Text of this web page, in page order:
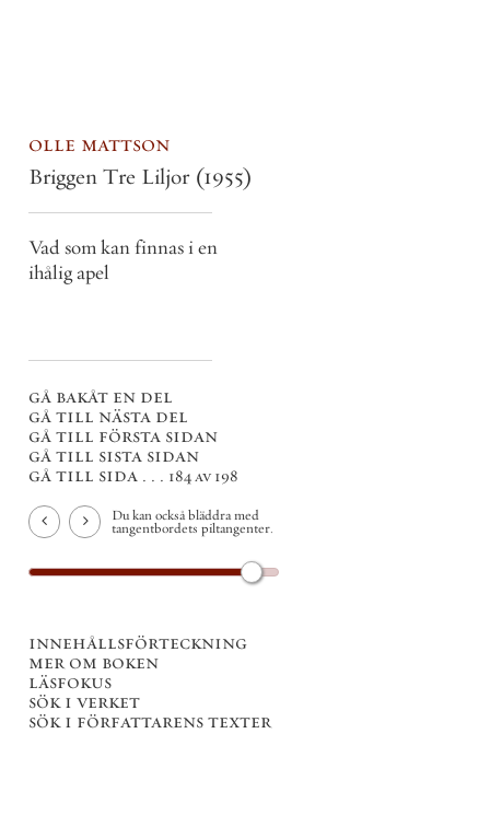
olle mattson
Briggen Tre Liljor (1955)
Vad som kan finnas i en
ihålig apel
gå bakåt en del
gå till nästa del
gå till första sidan
gå till sista sidan
gå till sida . . . 184 av 198
Du kan också bläddra med
tangentbordets piltangenter.
innehållsförteckning
mer om boken
läsfokus
sök i verket
sök i författarens texter